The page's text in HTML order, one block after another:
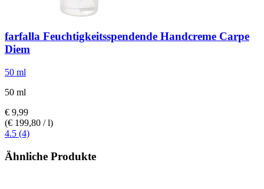
farfalla Feuchtigkeitsspendende Handcreme Carpe
Diem
50 ml
50 ml
€ 9,99
(€ 199,80 / l)
4.5 (4)
Ähnliche Produkte